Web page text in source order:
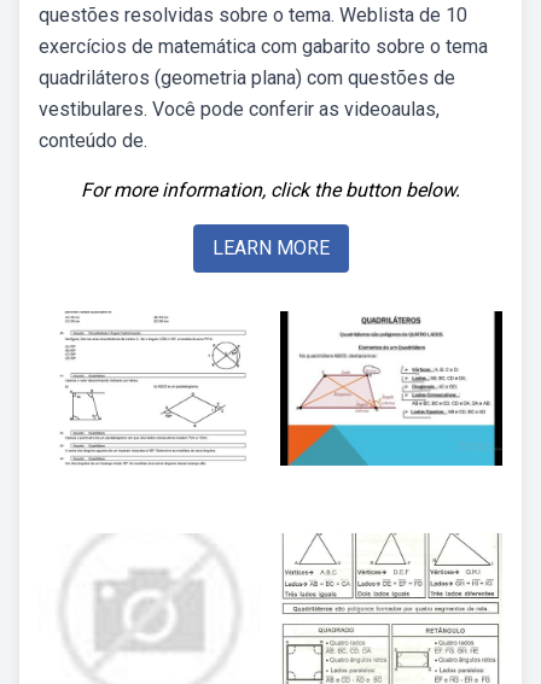
questões resolvidas sobre o tema. Weblista de 10
exercícios de matemática com gabarito sobre o tema
quadriláteros (geometria plana) com questões de
vestibulares. Você pode conferir as videoaulas,
conteúdo de.
For more information, click the button below.
LEARN MORE